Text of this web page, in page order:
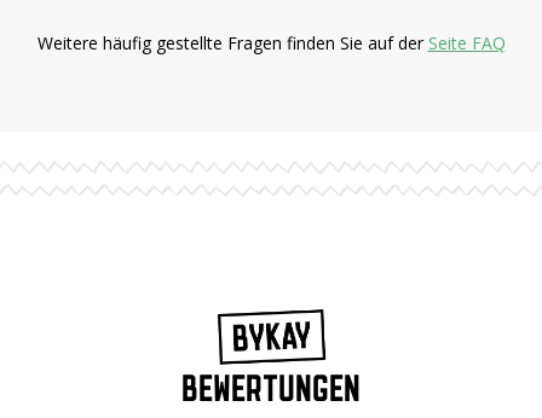
Weitere häufig gestellte Fragen finden Sie auf der Seite FAQ
BEWERTUNGEN